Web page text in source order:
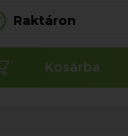
Raktáron
Kosárba